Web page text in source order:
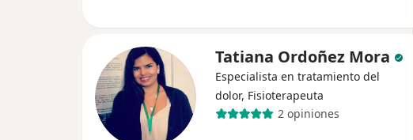
Tatiana Ordoñez Mora
Especialista en tratamiento del
dolor, Fisioterapeuta
2 opiniones